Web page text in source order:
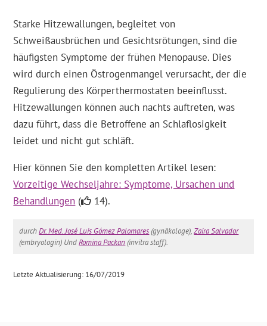
Starke Hitzewallungen, begleitet von
Schweißausbrüchen und Gesichtsrötungen, sind die
häufigsten Symptome der frühen Menopause. Dies
wird durch einen Östrogenmangel verursacht, der die
Regulierung des Körperthermostaten beeinflusst.
Hitzewallungen können auch nachts auftreten, was
dazu führt, dass die Betroffene an Schlaflosigkeit
leidet und nicht gut schläft.
Hier können Sie den kompletten Artikel lesen:
Vorzeitige Wechseljahre: Symptome, Ursachen und
Behandlungen ( 14).
durchDr. Med. José Luis Gómez Palomares(gynäkologe),Zaira Salvador
(embryologin) UndRomina Packan(invitra staff).
Letzte Aktualisierung: 16/07/2019